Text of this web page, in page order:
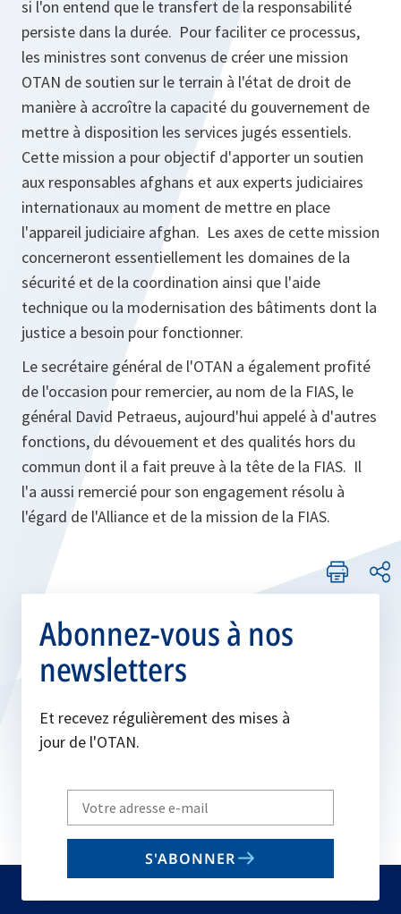
si l'on entend que le transfert de la responsabilité
persiste dans la durée. Pour faciliter ce processus,
les ministres sont convenus de créer une mission
OTAN de soutien sur le terrain à l'état de droit de
manière à accroître la capacité du gouvernement de
mettre à disposition les services jugés essentiels.
Cette mission a pour objectif d'apporter un soutien
aux responsables afghans et aux experts judiciaires
internationaux au moment de mettre en place
l'appareil judiciaire afghan. Les axes de cette mission
concerneront essentiellement les domaines de la
sécurité et de la coordination ainsi que l'aide
technique ou la modernisation des bâtiments dont la
justice a besoin pour fonctionner.
Le secrétaire général de l'OTAN a également profité
de l'occasion pour remercier, au nom de la FIAS, le
général David Petraeus, aujourd'hui appelé à d'autres
fonctions, du dévouement et des qualités hors du
commun dont il a fait preuve à la tête de la FIAS. Il
l'a aussi remercié pour son engagement résolu à
l'égard de l'Alliance et de la mission de la FIAS.
Abonnez-vous à nos
newsletters
Et recevez régulièrement des mises à
jour de l'OTAN.
Write
your
email
S'ABONNER